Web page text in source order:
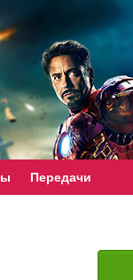
Передачи